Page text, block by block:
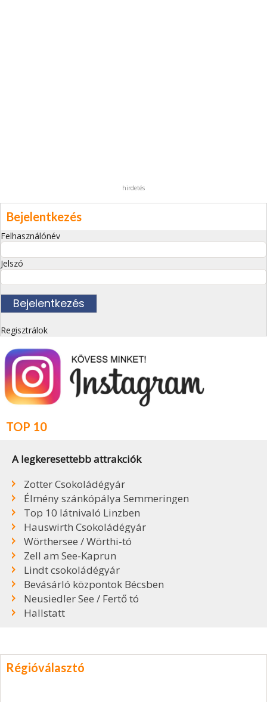
hirdetés
Bejelentkezés
Felhasználónév
Jelszó
Regisztrálok
TOP 10
A legkeresettebb attrakciók
Zotter Csokoládégyár
Élmény szánkópálya Semmeringen
Top 10 látnivaló Linzben
Hauswirth Csokoládégyár
Wörthersee / Wörthi-tó
Zell am See-Kaprun
Lindt csokoládégyár
Bevásárló központok Bécsben
Neusiedler See / Fertő tó
Hallstatt
Régióválasztó